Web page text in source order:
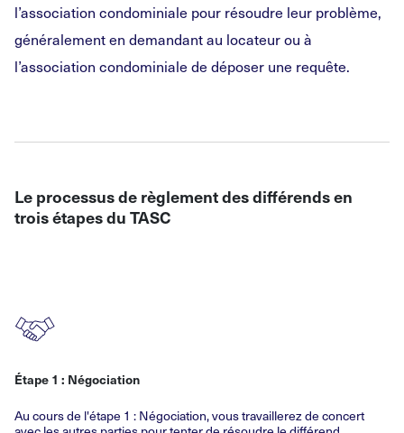
l’association condominiale pour résoudre leur problème,
généralement en demandant au locateur ou à
l’association condominiale de déposer une requête.
Le processus de règlement des différends en
trois étapes du TASC
Étape 1 : Négociation
Au cours de l'étape 1 : Négociation, vous travaillerez de concert